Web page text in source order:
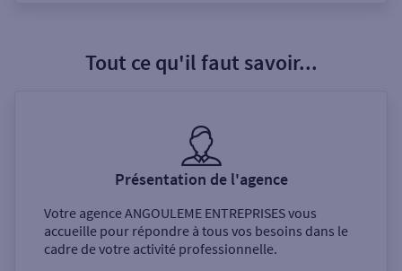
Tout ce qu'il faut savoir...
Présentation de l'agence
Votre agenceANGOULEME ENTREPRISESvous
accueille pour répondre à tous vos besoins dans le
cadre de votre activité professionnelle.